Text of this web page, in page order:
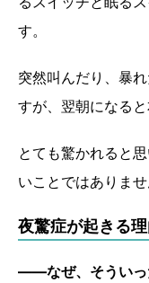
す。
突然叫んだり、暴
すが、翌朝になる
とても驚かれると
いことではありま
夜驚症が起きる
――なぜ、そういっ